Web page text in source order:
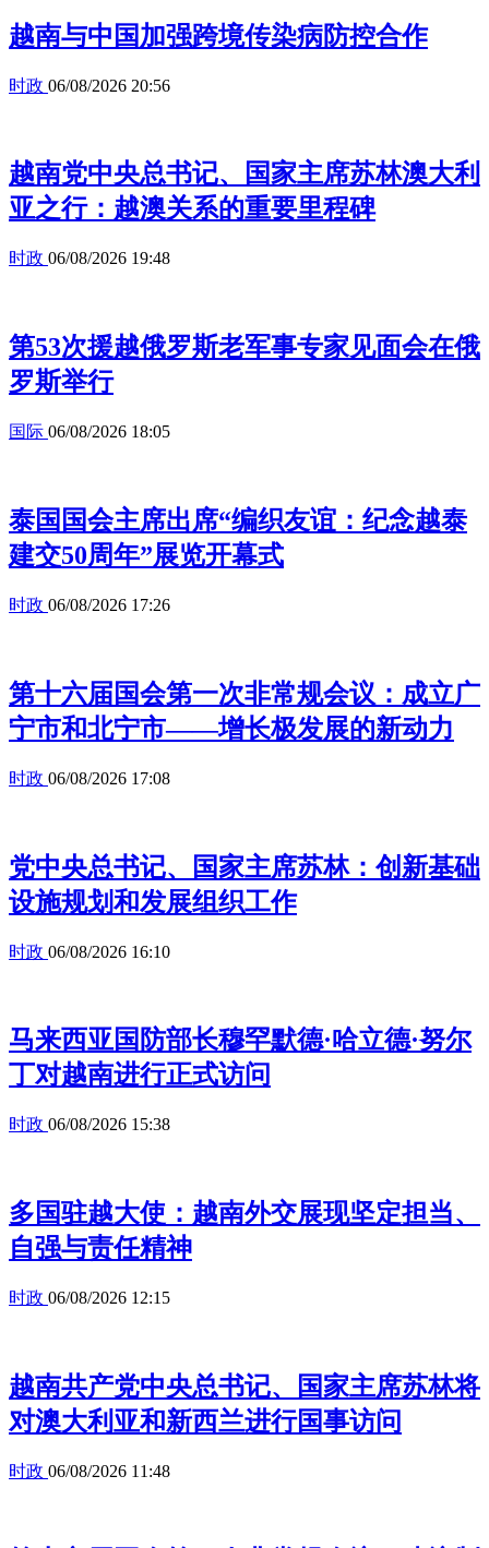
越南与中国加强跨境传染病防控合作
时政 06/08/2026 20:56
越南党中央总书记、国家主席苏林澳大利
亚之行：越澳关系的重要里程碑
时政 06/08/2026 19:48
第53次援越俄罗斯老军事专家见面会在俄
罗斯举行
国际 06/08/2026 18:05
泰国国会主席出席“编织友谊：纪念越泰
建交50周年”展览开幕式
时政 06/08/2026 17:26
第十六届国会第一次非常规会议：成立广
宁市和北宁市——增长极发展的新动力
时政 06/08/2026 17:08
党中央总书记、国家主席苏林：创新基础
设施规划和发展组织工作
时政 06/08/2026 16:10
马来西亚国防部长穆罕默德·哈立德·努尔
丁对越南进行正式访问
时政 06/08/2026 15:38
多国驻越大使：越南外交展现坚定担当、
自强与责任精神
时政 06/08/2026 12:15
越南共产党中央总书记、国家主席苏林将
对澳大利亚和新西兰进行国事访问
时政 06/08/2026 11:48